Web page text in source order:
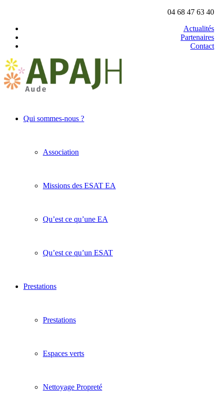
04 68 47 63 40
Actualités
Partenaires
Contact
Qui sommes-nous ?
Association
Missions des ESAT EA
Qu’est ce qu’une EA
Qu’est ce qu’un ESAT
Prestations
Prestations
Espaces verts
Nettoyage Propreté